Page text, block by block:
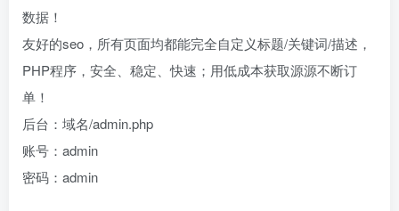
数据！
友好的seo，所有页面均都能完全自定义标题/关键词/描述，
PHP程序，安全、稳定、快速；用低成本获取源源不断订
单！
后台：域名/admin.php
账号：admin
密码：admin